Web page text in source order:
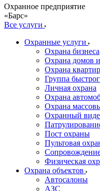
Охранное предприятие
«Барс»
Все услуги
Охранные услуги
Охрана бизнеса
Охрана домов
Охрана
Группа
Личная охрана
Охрана
Охрана
Охранный
Пост охраны
Пультовая
Физическая
Охрана объектов
Автосалоны
АЗС